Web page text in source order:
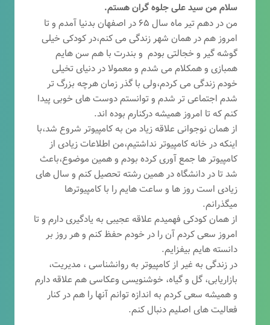
سلام من سید علی جلوه گران هستم.
من در دهم تیر ماه سال ۶۵ در اصفهان بدنیا آمدم و تا
امروز هم در همان شهر زندگی می کنم،در کودکی خیلی
گوشه گیر و خجالتی بودم و بندرت با هم سن هایم
همبازی و همکلام می شدم و معمولا در دنیای تخیلی
خودم زندگی می کردم،ولی با گذر زمان هرچه بزرگ تر
شدم اجتماعی تر شدم و توانستم دوست های خوبی پیدا
کنم که تا امروز همیشه درکنارم بوده اند.
از همان نوجوانی علاقه زیاد من به کامپیوتر شروع شد،با
اینکه در خانه کامپیوتر نداشتیم،من اطلاعات زیادی از
کامپیوتر ها جمع آوری کرده بودم و همین موضوع،باعث
شد تا در دانشگاه در همین رشته تحصیل کنم و سال های
زیادی است روز ها و ساعت هایم را با کامپیوترها
میگذرانم.
از همان کودکی فهمیدم علاقه عجیبی به یادگیری دارم و تا
امروز سعی کردم آن را در خودم حفظ کنم و هر روز بر
دانسته هایم بیفزایم.
در زندگی به غیر از کامپیوتر به روانشناسی ، مدیریت،
بازاریابی، گل و گیاه، خوشنویسی وعکاسی هم علاقه دارم
و همیشه سعی کردم به اندازه توانم آنها را هم در کنار
فعالیت های اصلیم دنبال کنم.